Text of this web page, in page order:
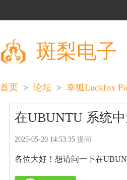
斑梨电子
首页 > 论坛 > 幸狐Luckfox
在UBUNTU 系统
2025-05-20 14:53:35提问
各位大好！想请问一下在